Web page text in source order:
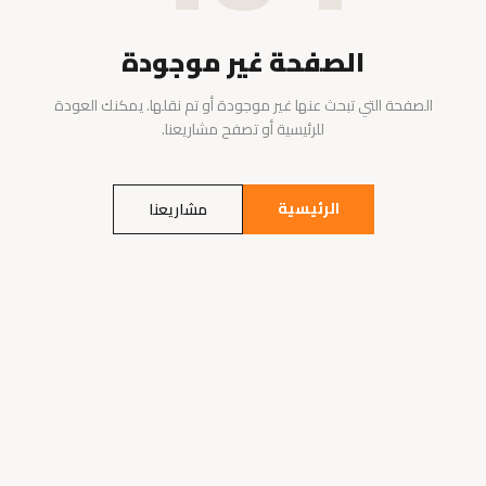
الصفحة غير موجودة
الصفحة التي تبحث عنها غير موجودة أو تم نقلها. يمكنك العودة
للرئيسية أو تصفح مشاريعنا.
الرئيسية مشاريعنا